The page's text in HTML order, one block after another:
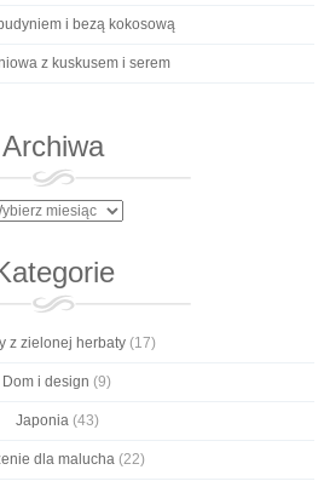
i bezą kokosową
z kuskusem i serem
Archiwa
z zielonej herbaty(17)
Dom i design (9)
Japonia (43)
dla malucha (22)